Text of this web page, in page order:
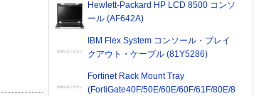
Hewlett-Packard HP LCD 8500 コンソ
ール (AF642A)
IBM Flex System コンソール・ブレイ
クアウト・ケーブル (81Y5286)
Fortinet Rack Mount Tray
(FortiGate40F/50E/60E/60F/61F/80E/8